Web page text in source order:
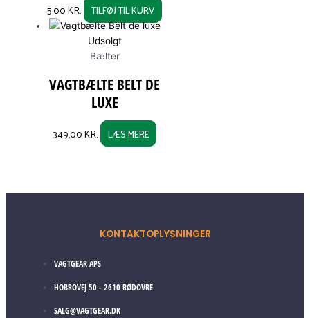
5,00KR. TILFØJ TIL KURV
Udsolgt
Bælter
VAGTBÆLTE BELT DE
LUXE
349,00KR. LÆS MERE
KONTAKTOPLYSNINGER
VAGTGEAR APS
HOBROVEJ 50 - 2610 RØDOVRE
SALG@VAGTGEAR.DK